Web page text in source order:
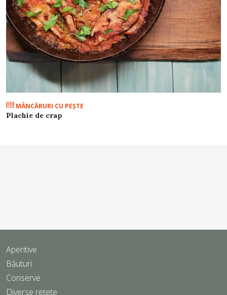
MÂNCĂRURI CU PEŞTE
Plachie de crap
Aperitive
Băuturi
Conserve
Diverse rețete